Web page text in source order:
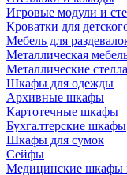
Игровые модули и
Кроватки для
Мебель для
Металлическая
Металлические
Шкафы для одежды
Архивные шкафы
Картотечные шкафы
Бухгалтерские шкафы
Шкафы для сумок
Сейфы
Медицинские шкафы